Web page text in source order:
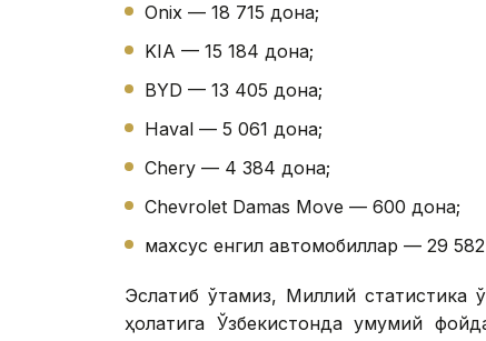
Onix — 18 715 дона;
KIA — 15 184 дона;
BYD — 13 405 дона;
Haval — 5 061 дона;
Chery — 4 384 дона;
Chevrolet Damas Move — 600 дона;
махсус енгил автомобиллар — 29
Эслатиб ўтамиз, Миллий статистика
ҳолатига Ўзбекистонда умумий